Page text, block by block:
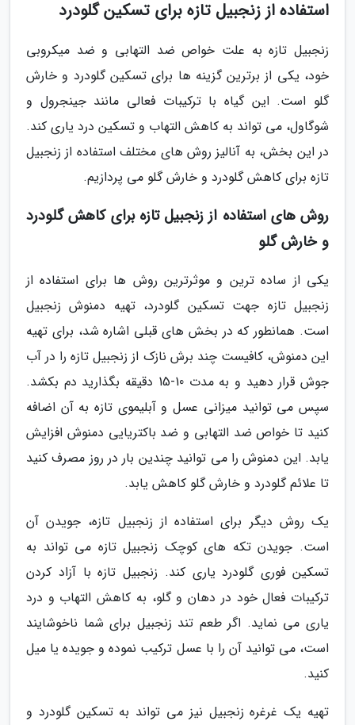
استفاده از زنجبیل تازه برای تسکین گلودرد
زنجبیل تازه به علت خواص ضد التهابی و ضد میکروبی
خود، یکی از برترین گزینه ها برای تسکین گلودرد و خارش
گلو است. این گیاه با ترکیبات فعالی مانند جینجرول و
شوگاول، می تواند به کاهش التهاب و تسکین درد یاری کند.
در این بخش، به آنالیز روش های مختلف استفاده از زنجبیل
تازه برای کاهش گلودرد و خارش گلو می پردازیم.
روش های استفاده از زنجبیل تازه برای کاهش گلودرد
و خارش گلو
یکی از ساده ترین و موثرترین روش ها برای استفاده از
زنجبیل تازه جهت تسکین گلودرد، تهیه دمنوش زنجبیل
است. همانطور که در بخش های قبلی اشاره شد، برای تهیه
این دمنوش، کافیست چند برش نازک از زنجبیل تازه را در آب
جوش قرار دهید و به مدت 10-15 دقیقه بگذارید دم بکشد.
سپس می توانید میزانی عسل و آبلیموی تازه به آن اضافه
کنید تا خواص ضد التهابی و ضد باکتریایی دمنوش افزایش
یابد. این دمنوش را می توانید چندین بار در روز مصرف کنید
تا علائم گلودرد و خارش گلو کاهش یابد.
یک روش دیگر برای استفاده از زنجبیل تازه، جویدن آن
است. جویدن تکه های کوچک زنجبیل تازه می تواند به
تسکین فوری گلودرد یاری کند. زنجبیل تازه با آزاد کردن
ترکیبات فعال خود در دهان و گلو، به کاهش التهاب و درد
یاری می نماید. اگر طعم تند زنجبیل برای شما ناخوشایند
است، می توانید آن را با عسل ترکیب نموده و جویده یا میل
کنید.
تهیه یک غرغره زنجبیل نیز می تواند به تسکین گلودرد و